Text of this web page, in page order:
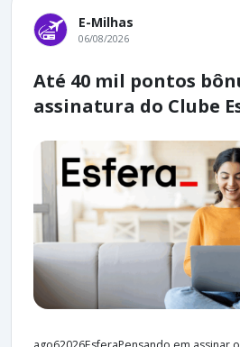
E-Milhas
06/08/2026
Até 40 mil pontos
assinatura do Clube